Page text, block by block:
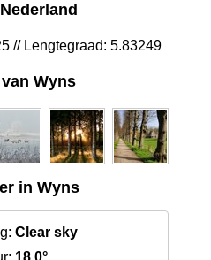
// Lengtegraad: 5.83249
Wyns
in Wyns
Clear sky